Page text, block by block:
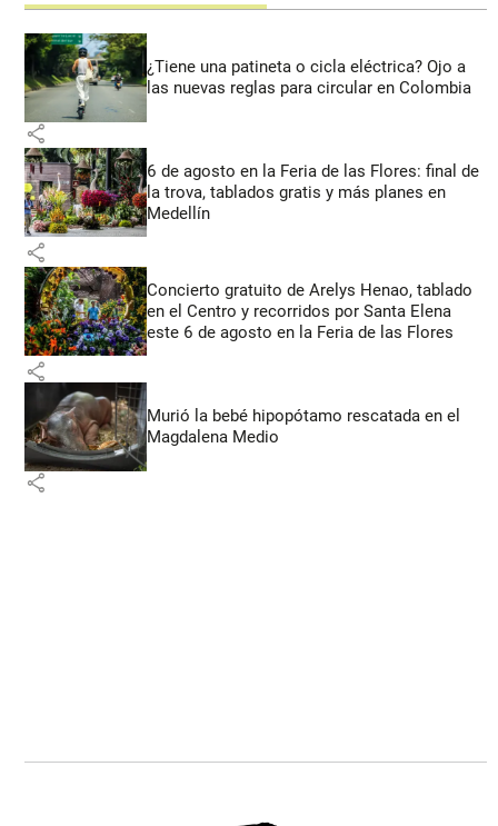
¿Tiene una patineta o cicla eléctrica? Ojo a
las nuevas reglas para circular en Colombia
share
6 de agosto en la Feria de las Flores: final de
la trova, tablados gratis y más planes en
Medellín
share
Concierto gratuito de Arelys Henao, tablado
en el Centro y recorridos por Santa Elena
este 6 de agosto en la Feria de las Flores
share
Murió la bebé hipopótamo rescatada en el
Magdalena Medio
share